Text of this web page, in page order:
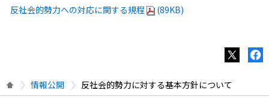
反社会的勢力への対応に関する規程
(89KB)
情報公開 反社会的勢力に対する基本方針について